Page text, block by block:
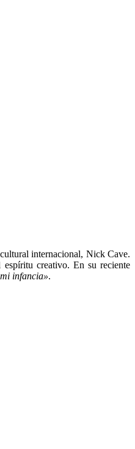
internacional, Nick Cave.
creativo. En su reciente
infancia».